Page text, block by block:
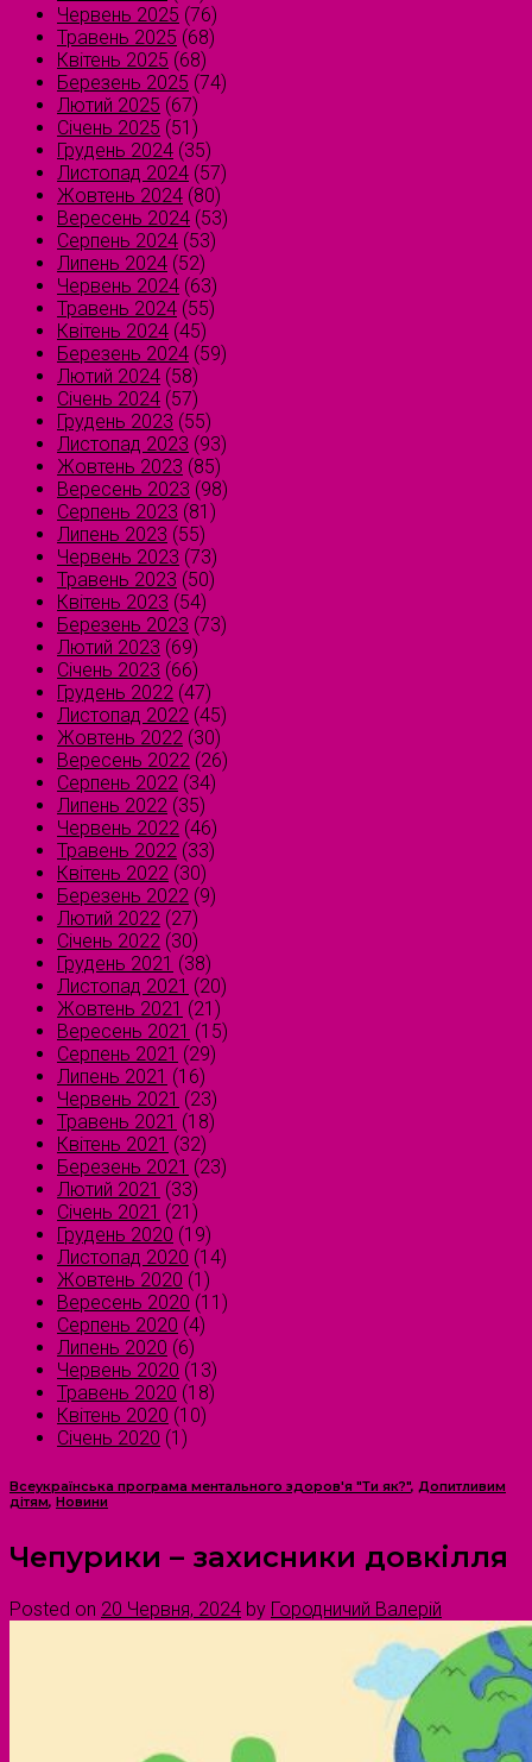
Червень 2025 (76)
Травень 2025 (68)
Квітень 2025 (68)
Березень 2025 (74)
Лютий 2025 (67)
Січень 2025 (51)
Грудень 2024 (35)
Листопад 2024 (57)
Жовтень 2024 (80)
Вересень 2024 (53)
Серпень 2024 (53)
Липень 2024 (52)
Червень 2024 (63)
Травень 2024 (55)
Квітень 2024 (45)
Березень 2024 (59)
Лютий 2024 (58)
Січень 2024 (57)
Грудень 2023 (55)
Листопад 2023 (93)
Жовтень 2023 (85)
Вересень 2023 (98)
Серпень 2023 (81)
Липень 2023 (55)
Червень 2023 (73)
Травень 2023 (50)
Квітень 2023 (54)
Березень 2023 (73)
Лютий 2023 (69)
Січень 2023 (66)
Грудень 2022 (47)
Листопад 2022 (45)
Жовтень 2022 (30)
Вересень 2022 (26)
Серпень 2022 (34)
Липень 2022 (35)
Червень 2022 (46)
Травень 2022 (33)
Квітень 2022 (30)
Березень 2022 (9)
Лютий 2022 (27)
Січень 2022 (30)
Грудень 2021 (38)
Листопад 2021 (20)
Жовтень 2021 (21)
Вересень 2021 (15)
Серпень 2021 (29)
Липень 2021 (16)
Червень 2021 (23)
Травень 2021 (18)
Квітень 2021 (32)
Березень 2021 (23)
Лютий 2021 (33)
Січень 2021 (21)
Грудень 2020 (19)
Листопад 2020 (14)
Жовтень 2020 (1)
Вересень 2020 (11)
Серпень 2020 (4)
Липень 2020 (6)
Червень 2020 (13)
Травень 2020 (18)
Квітень 2020 (10)
Січень 2020 (1)
Всеукраїнська програма ментального здоров'я "Ти як?", Допитливим
дітям, Новини
Чепурики – захисники довкілля
Posted on 20 Червня, 2024 by Городничий Валерій